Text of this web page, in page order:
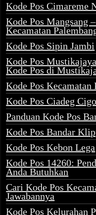
Kode Pos Cimareme
Kode Pos Mangsang
Kecamatan
Kode Pos Sipin Jambi
Kode Pos
Kode Pos di
Kode Pos Kecamatan
Kode Pos Ciadeg
Panduan Kode Pos
Kode Pos Bandar
Kode Pos Kebon Lega
Kode Pos 14260:
Anda Butuhkan
Cari Kode Pos
Jawabannya
Kode Pos Kelurahan